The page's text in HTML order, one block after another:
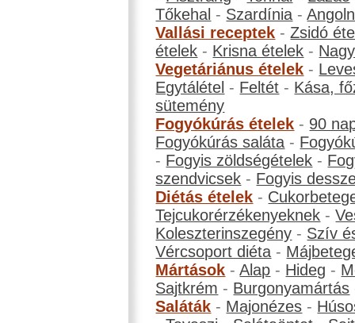
Tőkehal - Szardínia -
Vallási receptek -Zsidó
ételek - Krisna ételek -
Vegetáriánus ételek -
Egytálétel - Feltét - Kása,
sütemény
Fogyókúrás ételek - 90
Fogyókúrás saláta -
- Fogyis zöldségételek -
szendvicsek - Fogyis
Diétás ételek -
Tejcukorérzékenyeknek -
Koleszterinszegény - Szív
Vércsoport diéta -
Mártások -Alap - Hideg -
Sajtkrém - Burgonyamártás
Saláták - Majonézes -